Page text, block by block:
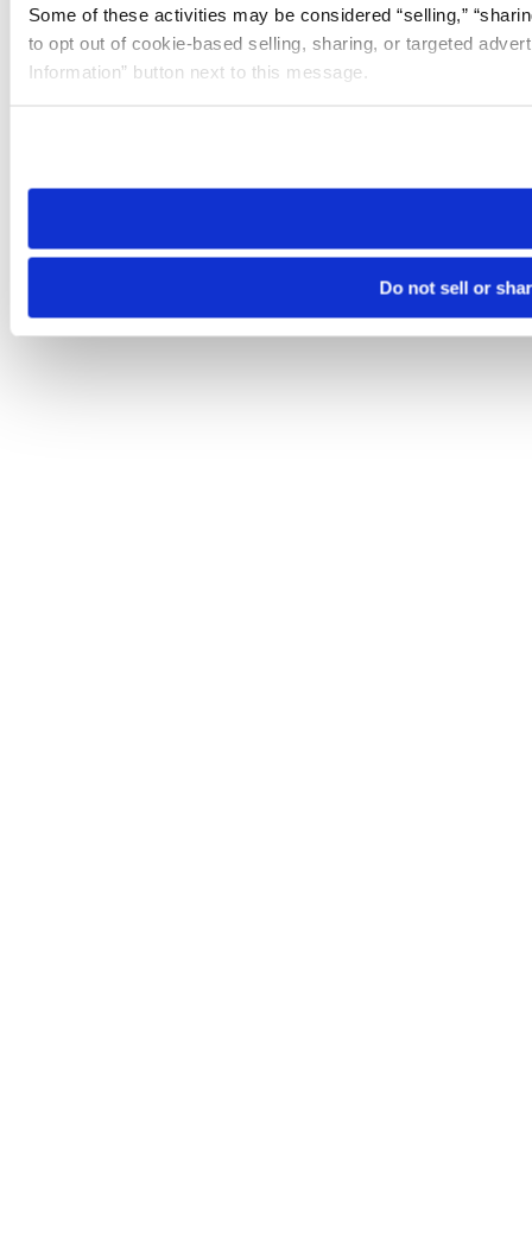
Some of these activities may be considered “selling,”
to opt out of cookie-based selling, sharing, or targeted
Information” button next to this message.
need to be set again.
Do not sell or